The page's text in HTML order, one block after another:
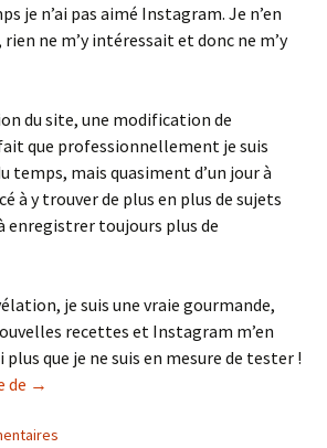
je n’ai pas aimé Instagram. Je n’en
ne m’y intéressait et donc ne m’y
du site, une modification de
que professionnellement je suis
temps, mais quasiment d’un jour à
à y trouver de plus en plus de sujets
enregistrer toujours plus de
je suis une vraie gourmande,
recettes et Instagram m’en
plus que je ne suis en mesure de tester !
de Instamiam
→